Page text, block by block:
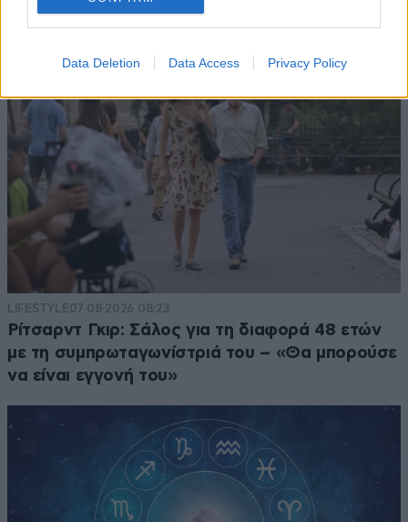
Data Deletion Data Access Privacy Policy
LIFESTYLE07·08·2026 08:23
Ρίτσαρντ Γκιρ: Σάλος για τη διαφορά 48 ετών
με τη συμπρωταγωνίστριά του – «Θα μπορούσε
να είναι εγγονή του»